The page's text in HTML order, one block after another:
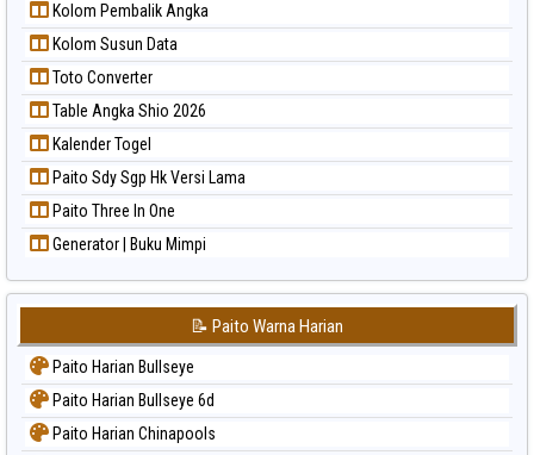
Kolom Pembalik Angka
Kolom Susun Data
Toto Converter
Table Angka Shio 2026
Kalender Togel
Paito Sdy Sgp Hk Versi Lama
Paito Three In One
Generator | Buku Mimpi
📝 Paito Warna Harian
Paito Harian Bullseye
Paito Harian Bullseye 6d
Paito Harian Chinapools